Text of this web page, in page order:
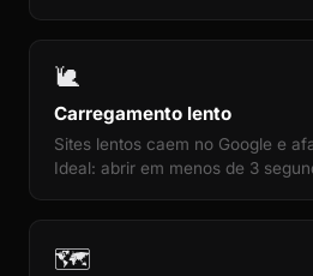
🐌
Carregamento lento
Sites lentos caem no Google e
Ideal: abrir em menos de 3
🗺️